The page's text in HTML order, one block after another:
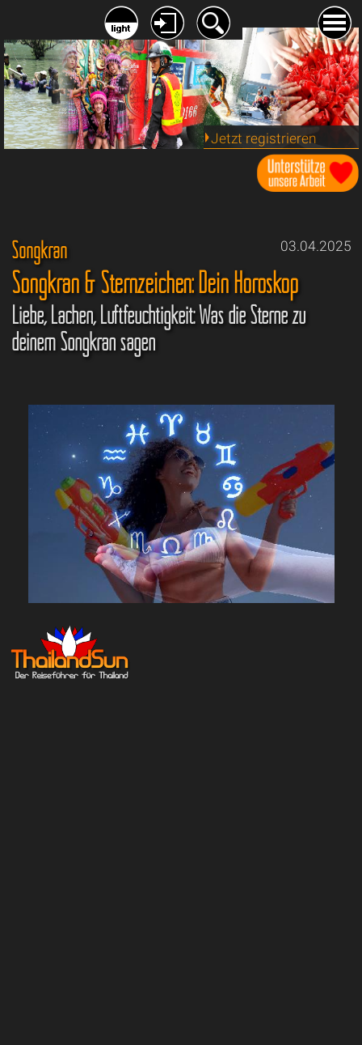
Jetzt registrieren
03.04.2025
Songkran
Songkran & Sternzeichen: Dein Horoskop
Liebe, Lachen, Luftfeuchtigkeit: Was die Sterne zu
deinem Songkran sagen